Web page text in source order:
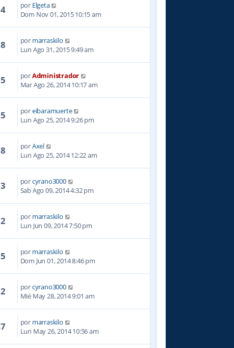
por Elgeta
Dom Nov 01, 2015 10:15 am
por marraskilo
Lun Ago 31, 2015 9:49 am
porAdministrador
Mar Ago 26, 2014 10:17 am
poreibaramuerte
Lun Ago 25, 2014 9:26 pm
porAxel
Lun Ago 25, 2014 12:22 am
porcyrano3000
Sab Ago 09, 2014 4:32 pm
por marraskilo
Lun Jun 09, 2014 7:50 pm
por marraskilo
Dom Jun 01, 2014 8:46 pm
porcyrano3000
Mié May 28, 2014 9:01 am
por marraskilo
Lun May 26, 2014 10:56 am